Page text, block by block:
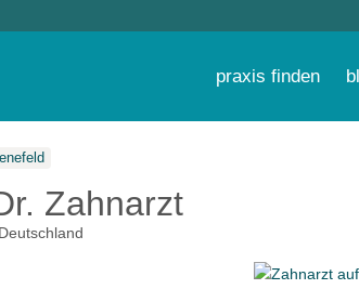
praxis finden
Zahnarzt
Deutschland